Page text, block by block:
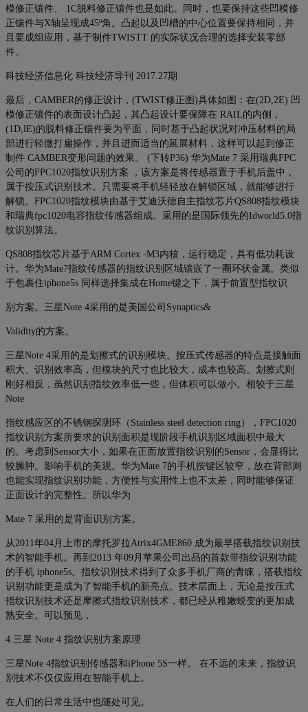
模修正镶件、 1C脱料修正镶件也是如此。同时，也要保持这些凹模修
正镶件与X轴呈现成45º角。凸起以及凹槽的中心位置要保持相同，并
且要成组应用，基于制件TWISTT 的实际状况合理的选择安装零部
件。
科技经济信息化 科技经济导刊 2017.27期
最后，CAMBER的修正设计，(TWIST修正图)具体如图：在(2D,2E) 凹
模修正镶件的表面设计凸起，其凸起设计要保障在 RAIL的内侧，
(1D,lE)的脱料修正镶件要为平面，同时基于凸起状况对冲压材料的局
部进行轻微打扁操作，并且进而适当的延展材料，这样可以起到修正
制件 CAMBER变形问题的效果。 (下转P36) 华为Mate 7 采用瑞典FPC
公司的FPC1020指纹识别方案 ，该方案是将传感器置于手机后盖中，
属于按压式识别技术。只需要将手机轻轻放在解锁区域，就能够进行
解锁。FPC1020指纹模块由基于艾迪沃德自主指纹芯片QS808指纹模块
和瑞典fpc1020电容指纹传感器组成。采用的是国际领先的Idworld5.0指
纹识别算法。
QS808指纹芯片基于ARM Cortex -M3内核，运行稳定，具有低功耗设
计。华为Mate7指纹传感器的指纹识别区域镶嵌了一圈环状金属。类似
于包裹住iphone5s 同样选择集成在Home键之下，属于前置型指纹识
别方案。三星Note 4采用的是美国公司Synaptics&
Validity的方案。
三星Note 4采用的是划擦式的识别模块。按压式传感器的特点是接触面
积大、识别效率高，但模块的尺寸也比较大，成本也较高。划擦式则
刚好相反，虽然识别指纹效率低一些，但体积可以做小。相较于三星
Note
指纹感应区的不锈钢探测环（Stainless steel detection ring），FPC1020
指纹识别方案所要求的识别面积是现阶段手机识别区域面积中最大
的。考虑到Sensor大小，如果在正面放置指纹识别的Sensor，会显得比
较臃肿。影响手机的美观。华为Mate 7的手机按键区较窄，放在背部则
也能实现指纹识别功能，方便性与实用性上也不太差，同时能够保证
正面设计的完整性。所以华为
Mate 7 采用的是背面识别方案。
从2011年04月上市的摩托罗拉Atrix4GME860 成为最早搭载指纹识别技
术的智能手机。再到2013 年09月苹果公司出品的首款带指纹识别功能
的手机 iphone5s。指纹识别技术得到了众多手机厂商的青睐，搭载指纹
识别功能更是成为了智能手机的新亮点。技术层面上，无论是按压式
指纹识别技术还是摩擦式指纹识别技术，都已经从稚嫩蜕变的更加成
熟安全。可以预见，
4 三星 Note 4 指纹识别方案原理
三星Note 4指纹识别传感器和iPhone 5S一样。 在不远的未来，指纹识
别技术不仅仅应用在智能手机上。
在人们的日常生活中也随处可见。